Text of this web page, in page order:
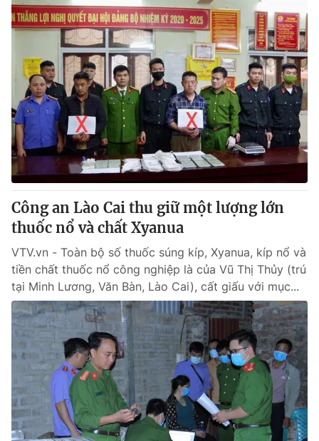
® Cấm sao chép dưới mọi hình thức nếu không có sự chấp
thuận bằng văn bản. Ghi rõ nguồn VTV.vn khi phát hành lại
thông tin từ website này.
Công an Lào Cai thu giữ một lượng lớn
thuốc nổ và chất Xyanua
VTV.vn - Toàn bộ số thuốc súng kíp, Xyanua, kíp nổ và
tiền chất thuốc nổ công nghiệp là của Vũ Thị Thủy (trú
tại Minh Lương, Văn Bàn, Lào Cai), cất giấu với mục...